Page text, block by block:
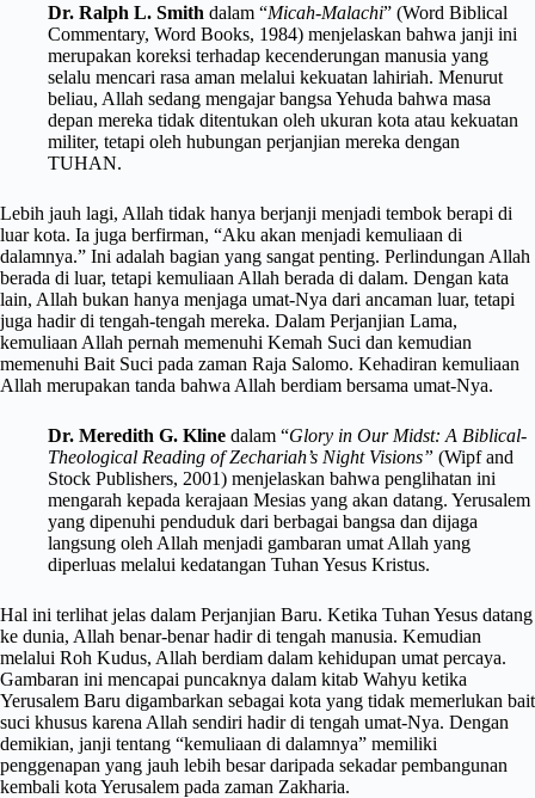
Dr. Ralph L. Smith dalam “Micah-Malachi” (Word Biblical
Commentary, Word Books, 1984) menjelaskan bahwa janji ini
merupakan koreksi terhadap kecenderungan manusia yang
selalu mencari rasa aman melalui kekuatan lahiriah. Menurut
beliau, Allah sedang mengajar bangsa Yehuda bahwa masa
depan mereka tidak ditentukan oleh ukuran kota atau kekuatan
militer, tetapi oleh hubungan perjanjian mereka dengan
TUHAN.
Lebih jauh lagi, Allah tidak hanya berjanji menjadi tembok berapi di
luar kota. Ia juga berfirman, “Aku akan menjadi kemuliaan di
dalamnya.” Ini adalah bagian yang sangat penting. Perlindungan Allah
berada di luar, tetapi kemuliaan Allah berada di dalam. Dengan kata
lain, Allah bukan hanya menjaga umat-Nya dari ancaman luar, tetapi
juga hadir di tengah-tengah mereka. Dalam Perjanjian Lama,
kemuliaan Allah pernah memenuhi Kemah Suci dan kemudian
memenuhi Bait Suci pada zaman Raja Salomo. Kehadiran kemuliaan
Allah merupakan tanda bahwa Allah berdiam bersama umat-Nya.
Dr. Meredith G. Kline dalam “Glory in Our Midst: A Biblical-
Theological Reading of Zechariah’s Night Visions” (Wipf and
Stock Publishers, 2001) menjelaskan bahwa penglihatan ini
mengarah kepada kerajaan Mesias yang akan datang. Yerusalem
yang dipenuhi penduduk dari berbagai bangsa dan dijaga
langsung oleh Allah menjadi gambaran umat Allah yang
diperluas melalui kedatangan Tuhan Yesus Kristus.
Hal ini terlihat jelas dalam Perjanjian Baru. Ketika Tuhan Yesus datang
ke dunia, Allah benar-benar hadir di tengah manusia. Kemudian
melalui Roh Kudus, Allah berdiam dalam kehidupan umat percaya.
Gambaran ini mencapai puncaknya dalam kitab Wahyu ketika
Yerusalem Baru digambarkan sebagai kota yang tidak memerlukan bait
suci khusus karena Allah sendiri hadir di tengah umat-Nya. Dengan
demikian, janji tentang “kemuliaan di dalamnya” memiliki
penggenapan yang jauh lebih besar daripada sekadar pembangunan
kembali kota Yerusalem pada zaman Zakharia.